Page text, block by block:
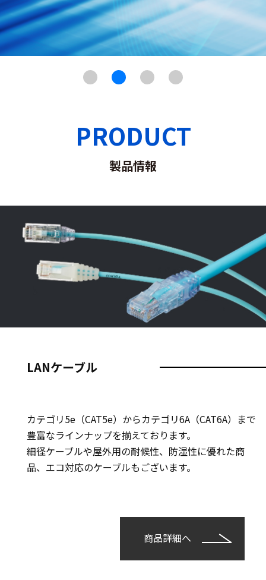
PRODUCT
製品情報
LANケーブル
カテゴリ5e（CAT5e）からカテゴリ6A（CAT6A）まで
豊富なラインナップを揃えております。
細径ケーブルや屋外用の耐候性、防湿性に優れた商
品、エコ対応のケーブルもございます。
商品詳細へ